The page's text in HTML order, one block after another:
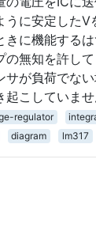
うに安定したV
きに機能する
の無知を許し
サが負荷でない
起こしていませ
regulator
diagram lm317